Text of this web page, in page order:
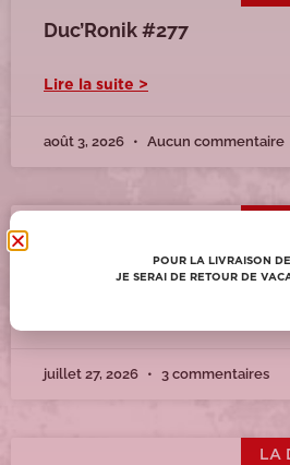
Duc’Ronik #277
Lire la suite >
août 3, 2026 Aucun commentaire
Duc’Ronik #276
juillet 27, 2026 3 commentaires
LA
POUR LA LIVRAISON
JE SERAI DE RETOUR DE